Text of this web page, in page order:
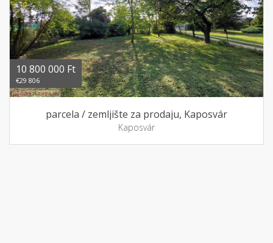
10 800 000 Ft
€29 806
parcela / zemljište za prodaju, Kaposvár
Kaposvár